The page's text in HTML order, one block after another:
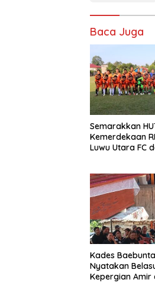
Baca Juga
Semarakkan
Kemerdekaan
Luwu Utara FC
Kades
Nyatakan
Kepergian Amir